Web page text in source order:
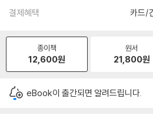
결제혜택 카드/
종이책
12,600원
원서
21,800원
eBook이 출간되면 알려드립니다.